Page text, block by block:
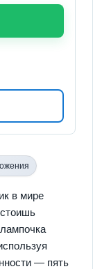
в мире
— пять